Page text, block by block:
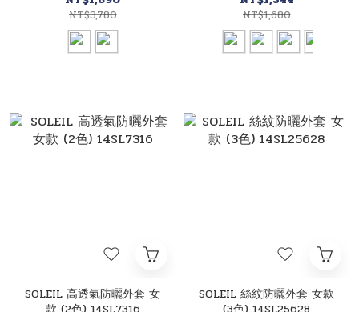
NT$3,780 NT$1,680
SOLEIL 高透氣防曬外套 女
SOLEIL 絲紋防曬外套 女款